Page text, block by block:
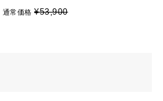
通常価格 ¥53,900